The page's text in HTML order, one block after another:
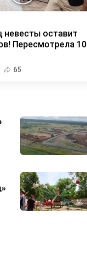
невесты оставит
Пересмотрела 10
65